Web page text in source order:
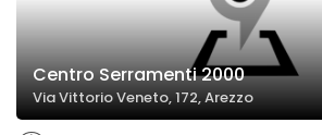
Centro Serramenti 2000
Via Vittorio Veneto, 172, Arezzo